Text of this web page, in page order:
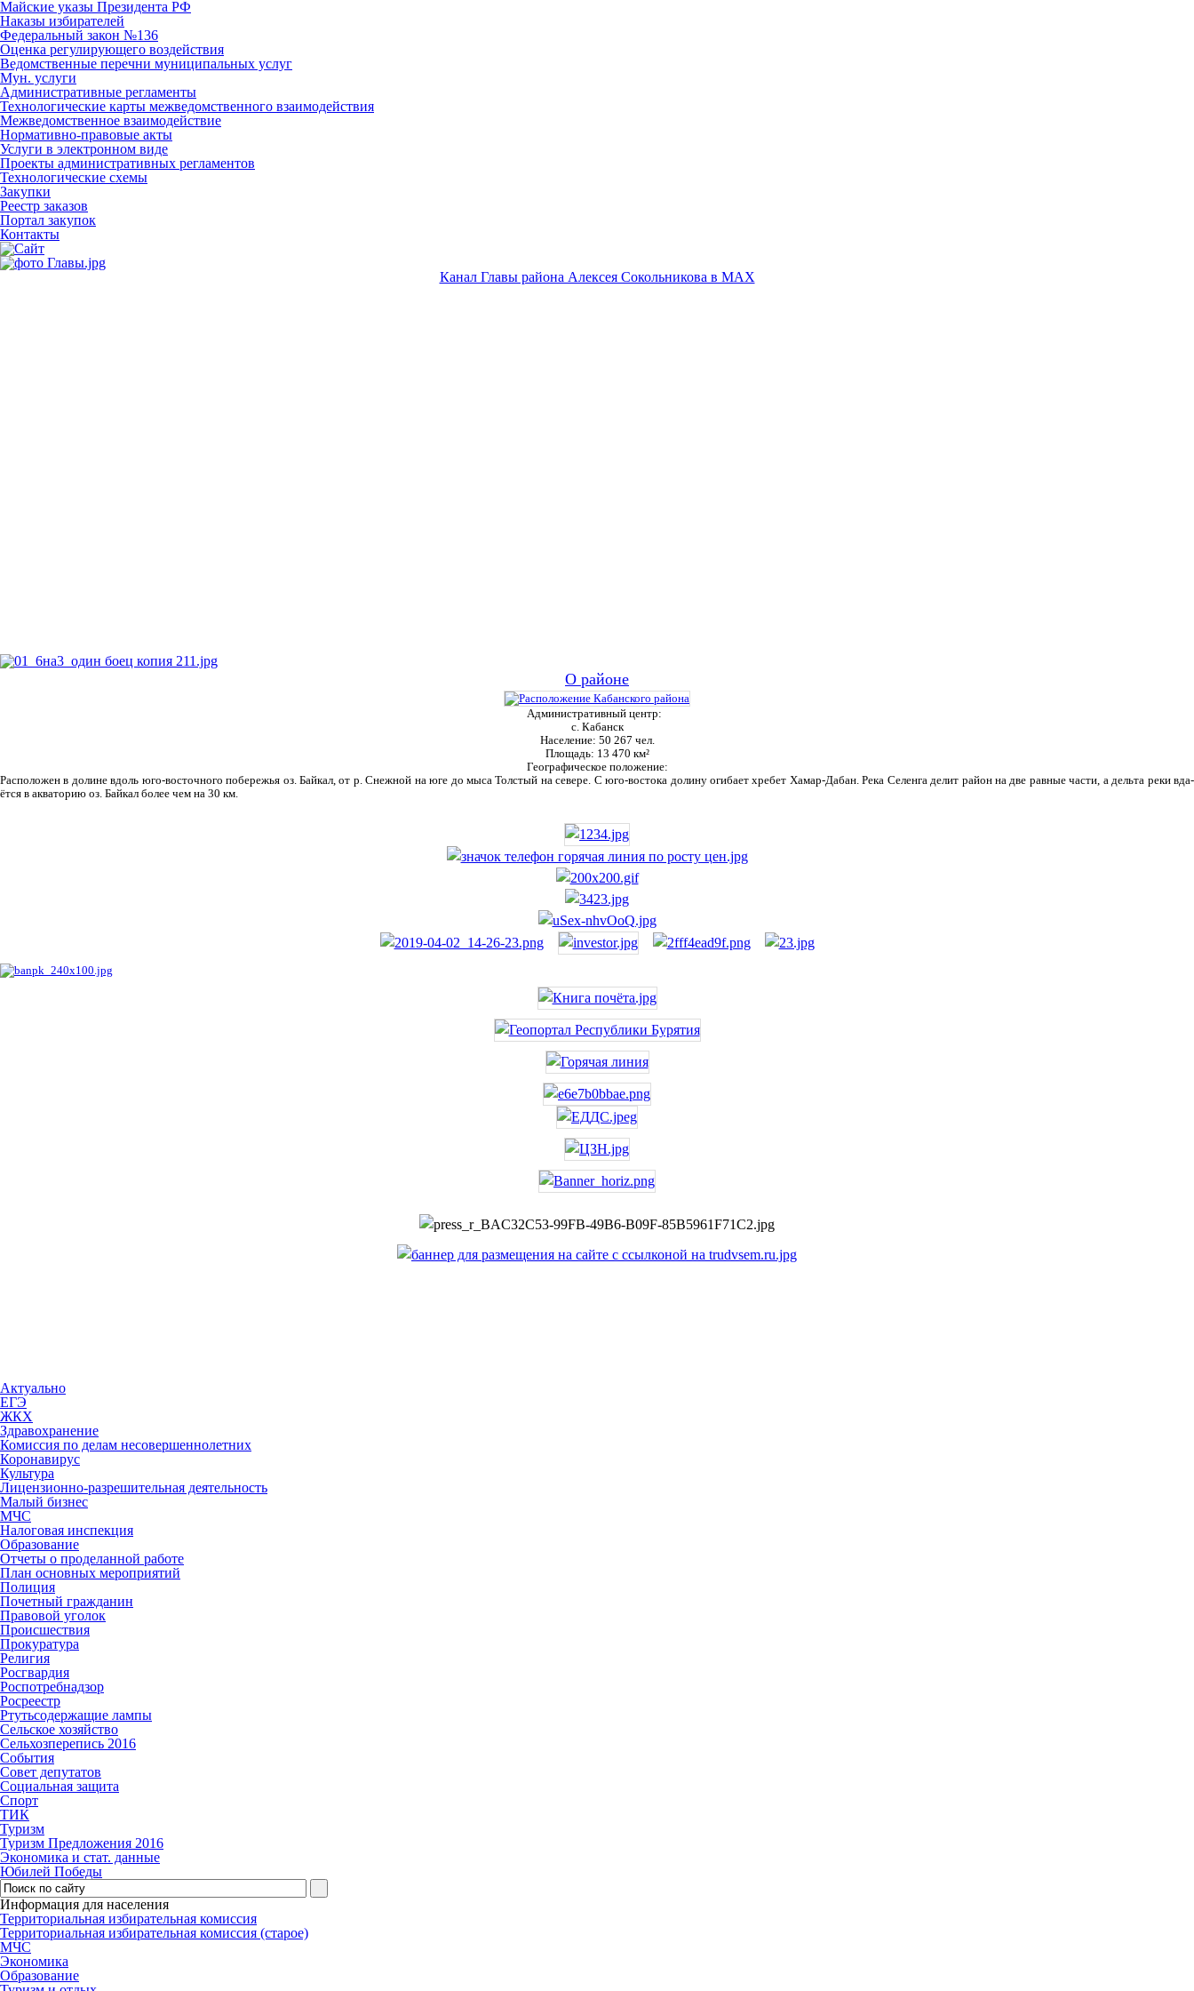
Майские указы Президента РФ
Наказы избирателей
Федеральный закон №136
Оценка регулирующего воздействия
Ведомственные перечни муниципальных услуг
Мун. услуги
Административные регламенты
Технологические карты межведомственного взаимодействия
Межведомственное взаимодействие
Нормативно-правовые акты
Услуги в электронном виде
Проекты административных регламентов
Технологические схемы
Закупки
Реестр заказов
Портал закупок
Контакты
Канал Главы района Алексея Сокольникова в MAX
О районе
Административный центр:
с. Кабанск
Население: 50 267 чел.
Площадь: 13 470 км²
Географическое положение:
Рас­положен в долине вдоль юго-восточного побережья оз. Байкал, от р. Снежной на юге до мыса Толстый на севере. С юго-востока долину огибает хребет Хамар-Дабан. Река Селенга делит район на две равные части, а дельта реки вда­
ётся в акваторию оз. Байкал более чем на 30 км.
Актуально
ЕГЭ
ЖКХ
Здравохранение
Комиссия по делам несовершеннолетних
Коронавирус
Культура
Лицензионно-разрешительная деятельность
Малый бизнес
МЧС
Налоговая инспекция
Образование
Отчеты о проделанной работе
План основных мероприятий
Полиция
Почетный гражданин
Правовой уголок
Происшествия
Прокуратура
Религия
Росгвардия
Роспотребнадзор
Росреестр
Ртутьсодержащие лампы
Сельское хозяйство
Сельхозперепись 2016
События
Совет депутатов
Социальная защита
Спорт
ТИК
Туризм
Туризм Предложения 2016
Экономика и стат. данные
Юбилей Победы
Информация для населения
Территориальная избирательная комиссия
Территориальная избирательная комиссия (старое)
МЧС
Экономика
Образование